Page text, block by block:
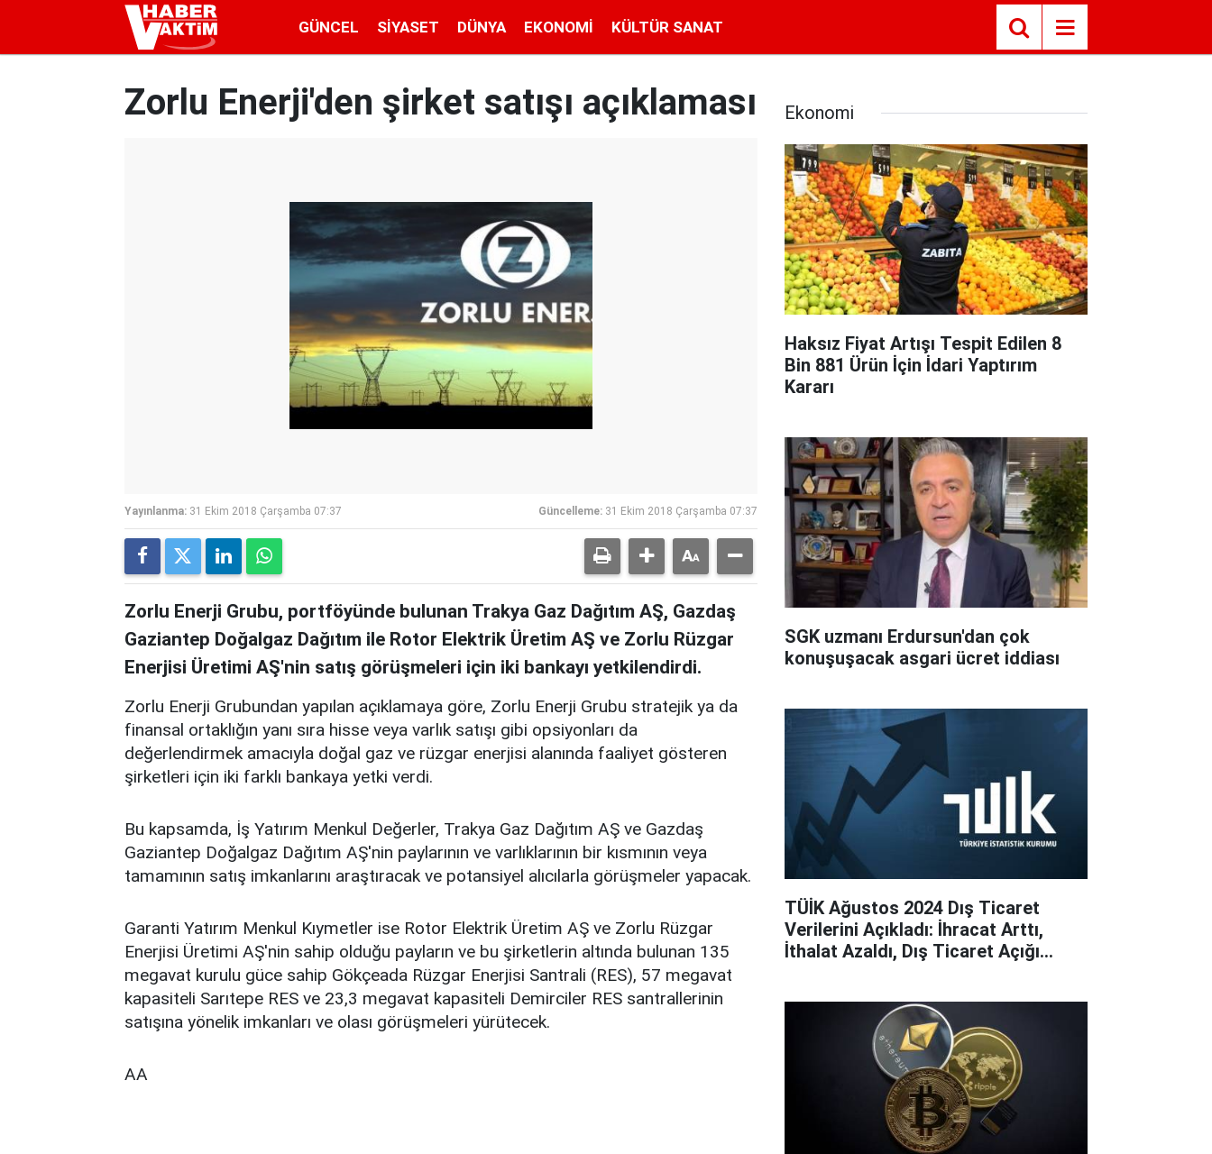
GÜNCEL SIYASET DÜNYA EKONOMI KÜLTÜR SANAT
Zorlu Enerji'den şirket satışı açıklaması
Yayınlanma: 31 Ekim 2018 Çarşamba 07:37 Güncelleme: 31 Ekim 2018 Çarşamba 07:37
Zorlu Enerji Grubu, portföyünde bulunan Trakya Gaz Dağıtım AŞ, Gazdaş
Gaziantep Doğalgaz Dağıtım ile Rotor Elektrik Üretim AŞ ve Zorlu Rüzgar
Enerjisi Üretimi AŞ'nin satış görüşmeleri için iki bankayı yetkilendirdi.
Zorlu Enerji Grubundan yapılan açıklamaya göre, Zorlu Enerji Grubu stratejik ya da
finansal ortaklığın yanı sıra hisse veya varlık satışı gibi opsiyonları da
değerlendirmek amacıyla doğal gaz ve rüzgar enerjisi alanında faaliyet gösteren
şirketleri için iki farklı bankaya yetki verdi.
Bu kapsamda, İş Yatırım Menkul Değerler, Trakya Gaz Dağıtım AŞ ve Gazdaş
Gaziantep Doğalgaz Dağıtım AŞ'nin paylarının ve varlıklarının bir kısmının veya
tamamının satış imkanlarını araştıracak ve potansiyel alıcılarla görüşmeler yapacak.
Garanti Yatırım Menkul Kıymetler ise Rotor Elektrik Üretim AŞ ve Zorlu Rüzgar
Enerjisi Üretimi AŞ'nin sahip olduğu payların ve bu şirketlerin altında bulunan 135
megavat kurulu güce sahip Gökçeada Rüzgar Enerjisi Santrali (RES), 57 megavat
kapasiteli Sarıtepe RES ve 23,3 megavat kapasiteli Demirciler RES santrallerinin
satışına yönelik imkanları ve olası görüşmeleri yürütecek.
AA
Ekonomi
Haksız Fiyat Artışı Tespit Edilen 8
Bin 881 Ürün İçin İdari Yaptırım
Kararı
SGK uzmanı Erdursun'dan çok
konuşuşacak asgari ücret iddiası
TÜİK Ağustos 2024 Dış Ticaret
Verilerini Açıkladı: İhracat Arttı,
İthalat Azaldı, Dış Ticaret Açığı